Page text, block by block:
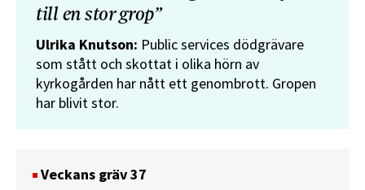
till en stor grop”
Ulrika Knutson: Public services dödgrävare
som stått och skottat i olika hörn av
kyrkogården har nått ett genombrott. Gropen
har blivit stor.
Veckans gräv 37